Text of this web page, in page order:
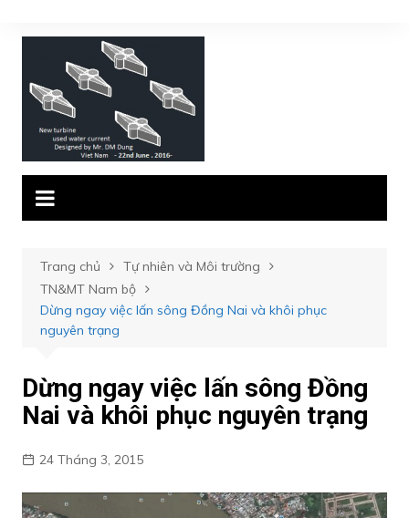
đến
Trang chủ
Tự nhiên và Môi trường
TN&MT Nam bộ
Dừng ngay việc lấn sông Đồng Nai và khôi phục
nguyên trạng
Dừng ngay việc lấn sông Đồng
Nai và khôi phục nguyên trạng
24 Tháng 3, 2015